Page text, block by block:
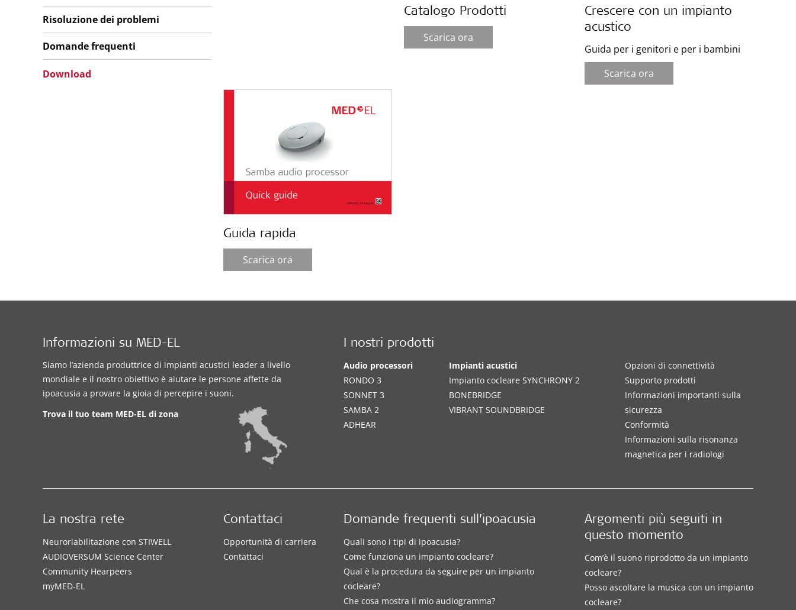
Guida rapida
Scarica ora
Catalogo Prodotti
Scarica ora
Crescere con un impianto
acustico
Guida per i genitori e per i bambini
Scarica ora
Risoluzione dei problemi
Domande frequenti
Download
Informazioni su MED-EL
Siamo l’azienda produttrice di impianti acustici leader a livello
mondiale e il nostro obiettivo è aiutare le persone affette da
ipoacusia a provare la gioia di percepire i suoni.
Trova il tuo team MED-EL di zona
I nostri prodotti
Audio processori
RONDO 3
SONNET 3
SAMBA 2
ADHEAR
Impianti acustici
Impianto cocleare SYNCHRONY 2
BONEBRIDGE
VIBRANT SOUNDBRIDGE
Opzioni di connettività
Supporto prodotti
Informazioni importanti sulla
sicurezza
Conformità
Informazioni sulla risonanza
magnetica per i radiologi
Domande frequenti sull’ipoacusia
Quali sono i tipi di ipoacusia?
Come funziona un impianto cocleare?
Qual è la procedura da seguire per un impianto
cocleare?
Che cosa mostra il mio audiogramma?
Argomenti più seguiti in
questo momento
Com’è il suono riprodotto da un impianto
cocleare?
Posso ascoltare la musica con un impianto
cocleare?
La nostra rete
Neuroriabilitazione con STIWELL
AUDIOVERSUM Science Center
Community Hearpeers
myMED‑EL
Contattaci
Opportunità di carriera
Contattaci